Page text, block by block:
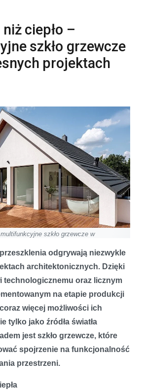
ciepło –
szkło grzewcze
projektach
szkło grzewcze w
odgrywają niezwykle
architektonicznych. Dzięki
technologicznemu oraz licznym
na etapie produkcji
więcej możliwości ich
tylko jako źródła światła
jest szkło grzewcze, które
spojrzenie na funkcjonalność
przestrzeni.